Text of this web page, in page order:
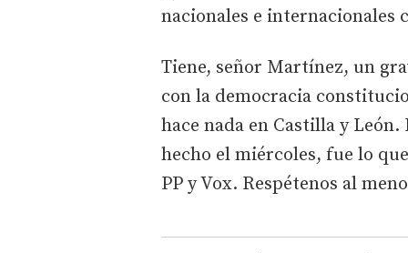
nacionales e internacionales
Tiene, señor Martínez, un
con la democracia
hace nada en Castilla y
hecho el miércoles, fue lo
PP y Vox. Respétenos al